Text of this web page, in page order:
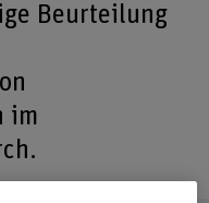
Beurteilung
im